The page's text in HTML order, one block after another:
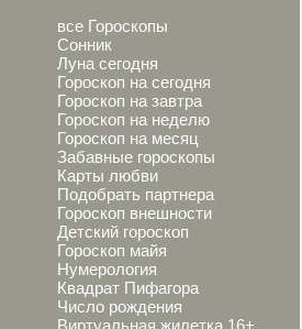
все Гороскопы
Сонник
Луна сегодня
Гороскоп на сегодня
Гороскоп на завтра
Гороскоп на неделю
Гороскоп на месяц
Забавные гороскопы
Карты любви
Подобрать партнера
Гороскоп внешности
Детский гороскоп
Гороскоп майя
Нумерология
Квадрат Пифагора
Число рождения
Виртуальная жилетка 16+